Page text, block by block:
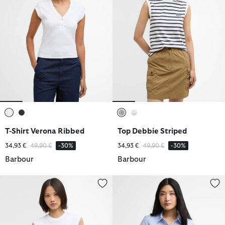
T-Shirt Verona Ribbed
34,93 € Reduziert von
49,90 €bis-30%
Barbour
Top Debbie Striped
34,93 € Reduziert von
49,90 €bis-30%
Barbour
Bluse Derwent